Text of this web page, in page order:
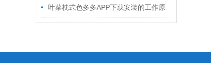
叶菜枕式色多多APP下载安装的工作原